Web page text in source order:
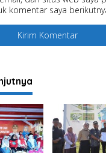
komentar saya